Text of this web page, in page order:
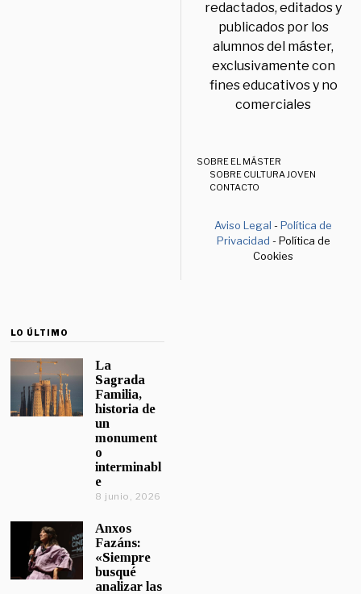
redactados, editados y
publicados por los
alumnos del máster,
exclusivamente con
fines educativos y no
comerciales
SOBRE EL MÁSTER
SOBRE CULTURA JOVEN
CONTACTO
Aviso Legal -Política de
Privacidad - Política de
Cookies
LO ÚLTIMO
La
Sagrada
Familia,
historia de
un
monument
o
interminabl
e
8 junio, 2026
Anxos
Fazáns:
«Siempre
busqué
analizar las